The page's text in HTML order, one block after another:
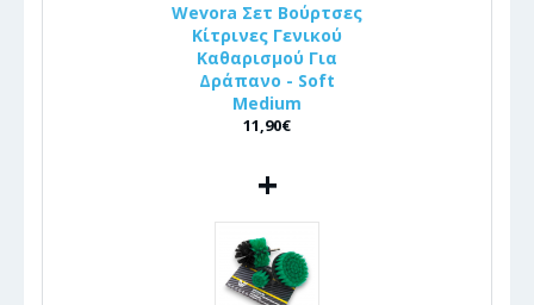
Wevora Σετ Βούρτσες
Κίτρινες Γενικού
Καθαρισμού Για
Δράπανο - Soft
Medium
11,90€
+